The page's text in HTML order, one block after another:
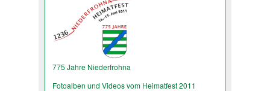
775 Jahre Niederfrohna
Fotoalben und Videos vom Heimatfest 2011